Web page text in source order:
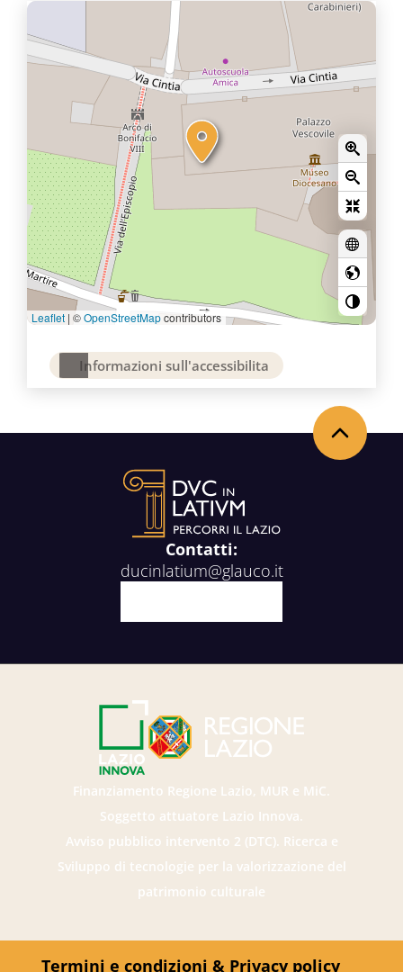
Leaflet | ©OpenStreetMapcontributors
Informazioni sull'accessibilita
Contatti:
ducinlatium@glauco.it
Finanziamento Regione Lazio, MUR e MiC.
Soggetto attuatore Lazio Innova.
Avviso pubblico intervento 2 (DTC). Ricerca e
Sviluppo di tecnologie per la valorizzazione del
patrimonio culturale
Termini e condizioni & Privacy policy
Torna in alto